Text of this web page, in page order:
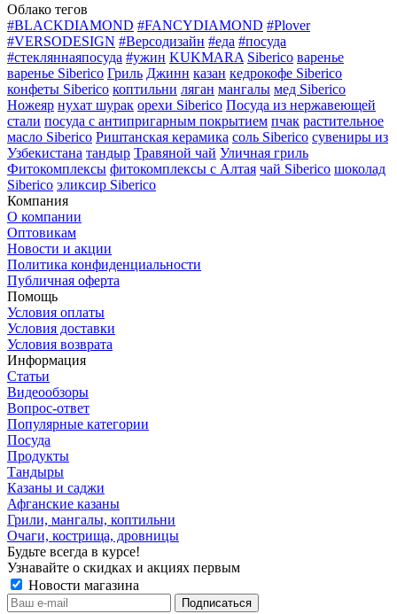
Облако тегов
#BLACKDIAMOND #FANCYDIAMOND #Plover
#VERSODESIGN #Версодизайн #еда #посуда
#стекляннаяпосуда #ужин KUKMARA Siberico варенье
варенье Siberico Гриль Джинн казан кедрокофе Siberico
конфеты Siberico коптильни ляган мангалы мед Siberico
Ножеяр нухат шурак орехи Siberico Посуда из нержавеющей
стали посуда с антипригарным покрытием пчак растительное
масло Siberico Риштанская керамика соль Siberico сувениры из
Узбекистана тандыр Травяной чай Уличная гриль
Фитокомплексы фитокомплексы с Алтая чай Siberico шоколад
Siberico эликсир Siberico
Компания
О компании
Оптовикам
Новости и акции
Политика конфиденциальности
Публичная оферта
Помощь
Условия оплаты
Условия доставки
Условия возврата
Информация
Статьи
Видеообзоры
Вопрос-ответ
Популярные категории
Посуда
Продукты
Тандыры
Казаны и саджи
Афганские казаны
Грили, мангалы, коптильни
Очаги, кострища, дровницы
Будьте всегда в курсе!
Узнавайте о скидках и акциях первым
Новости магазина